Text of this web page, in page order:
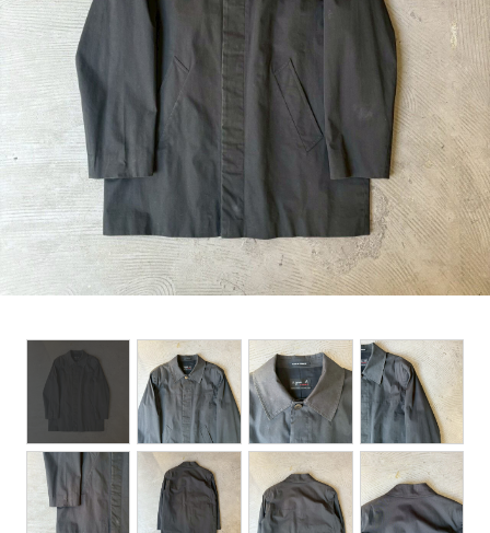
Yohji Yamamoto
Other brands
TOPS
OUTER WEAR
BOTTOMS
DESIGNERS ARCHIVES